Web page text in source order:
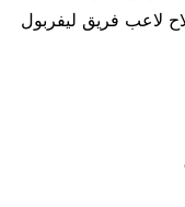
لاعب فريق ليفربول